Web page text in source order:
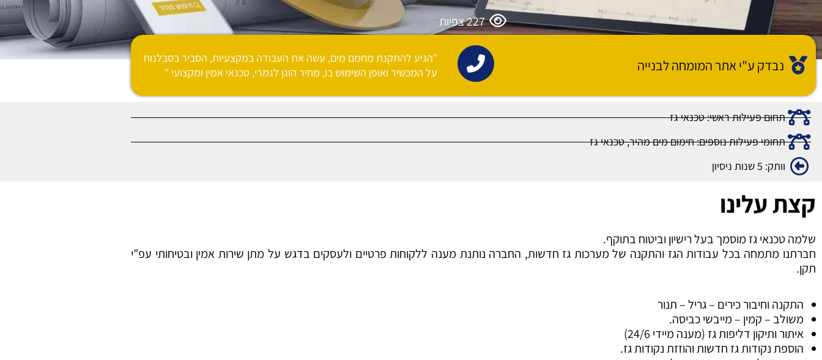
227צפיות
נבדק ע"י אתר המומחה לבנייה
"הגיע להתקנת מחמם מים, עשה את העבודה במקצעיות, הסביר בסבלנות
על המכשיר ואופן השימוש בו, מחיר הוגן לגמרי, טכנאי אמין ומקצועי "
תחום פעילות ראשי: טכנאי גז
תחומי פעילות נוספים: חימום מים מהיר, טכנאי גז
וותק: 5 שנות ניסיון
קצת עלינו
שלמה טכנאי גז מוסמך בעל רישיון וביטוח בתוקף.
חברתנו מתמחה בכל עבודות הגז והתקנה של מערכות גז חדשות, החברה נותנת מענה ללקוחות פרטיים ולעסקים בדגש על מתן שירות אמין ובטיחותי עפ”י
תקן.
התקנה וחיבור כירים – גריל – תנור
משולב – קמין – מייבשי כביסה.
איתור ותיקון דליפות גז (מענה מיידי 24/6)
הוספת נקודות גז חדשות והוזזת נקודות גז.